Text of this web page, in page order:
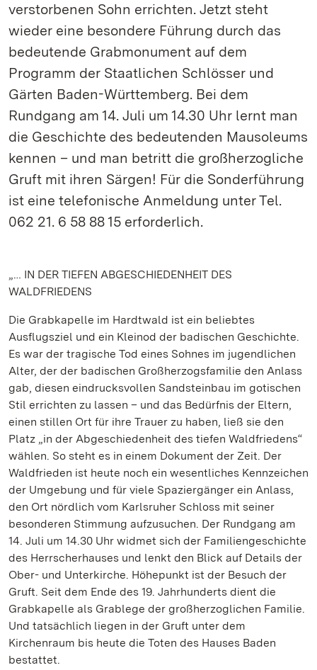
verstorbenen Sohn errichten. Jetzt steht
wieder eine besondere Führung durch das
bedeutende Grabmonument auf dem
Programm der Staatlichen Schlösser und
Gärten Baden-Württemberg. Bei dem
Rundgang am 14. Juli um 14.30 Uhr lernt man
die Geschichte des bedeutenden Mausoleums
kennen – und man betritt die großherzogliche
Gruft mit ihren Särgen! Für die Sonderführung
ist eine telefonische Anmeldung unter Tel.
062 21. 6 58 88 15 erforderlich.
„… IN DER TIEFEN ABGESCHIEDENHEIT DES
WALDFRIEDENS
Die Grabkapelle im Hardtwald ist ein beliebtes
Ausflugsziel und ein Kleinod der badischen Geschichte.
Es war der tragische Tod eines Sohnes im jugendlichen
Alter, der der badischen Großherzogsfamilie den Anlass
gab, diesen eindrucksvollen Sandsteinbau im gotischen
Stil errichten zu lassen – und das Bedürfnis der Eltern,
einen stillen Ort für ihre Trauer zu haben, ließ sie den
Platz „in der Abgeschiedenheit des tiefen Waldfriedens“
wählen. So steht es in einem Dokument der Zeit. Der
Waldfrieden ist heute noch ein wesentliches Kennzeichen
der Umgebung und für viele Spaziergänger ein Anlass,
den Ort nördlich vom Karlsruher Schloss mit seiner
besonderen Stimmung aufzusuchen. Der Rundgang am
14. Juli um 14.30 Uhr widmet sich der Familiengeschichte
des Herrscherhauses und lenkt den Blick auf Details der
Ober- und Unterkirche. Höhepunkt ist der Besuch der
Gruft. Seit dem Ende des 19. Jahrhunderts dient die
Grabkapelle als Grablege der großherzoglichen Familie.
Und tatsächlich liegen in der Gruft unter dem
Kirchenraum bis heute die Toten des Hauses Baden
bestattet.